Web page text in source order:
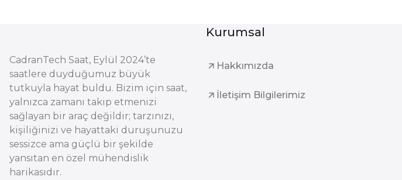
CadranTech Saat, Eylül 2024’te
saatlere duyduğumuz büyük
tutkuyla hayat buldu. Bizim için saat,
yalnızca zamanı takip etmenizi
sağlayan bir araç değildir; tarzınızı,
kişiliğinizi ve hayattaki duruşunuzu
sessizce ama güçlü bir şekilde
yansıtan en özel mühendislik
harikasıdır.
Kurumsal
Hakkımızda
İletişim Bilgilerimiz